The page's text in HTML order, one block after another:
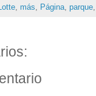
, más, Página, parque